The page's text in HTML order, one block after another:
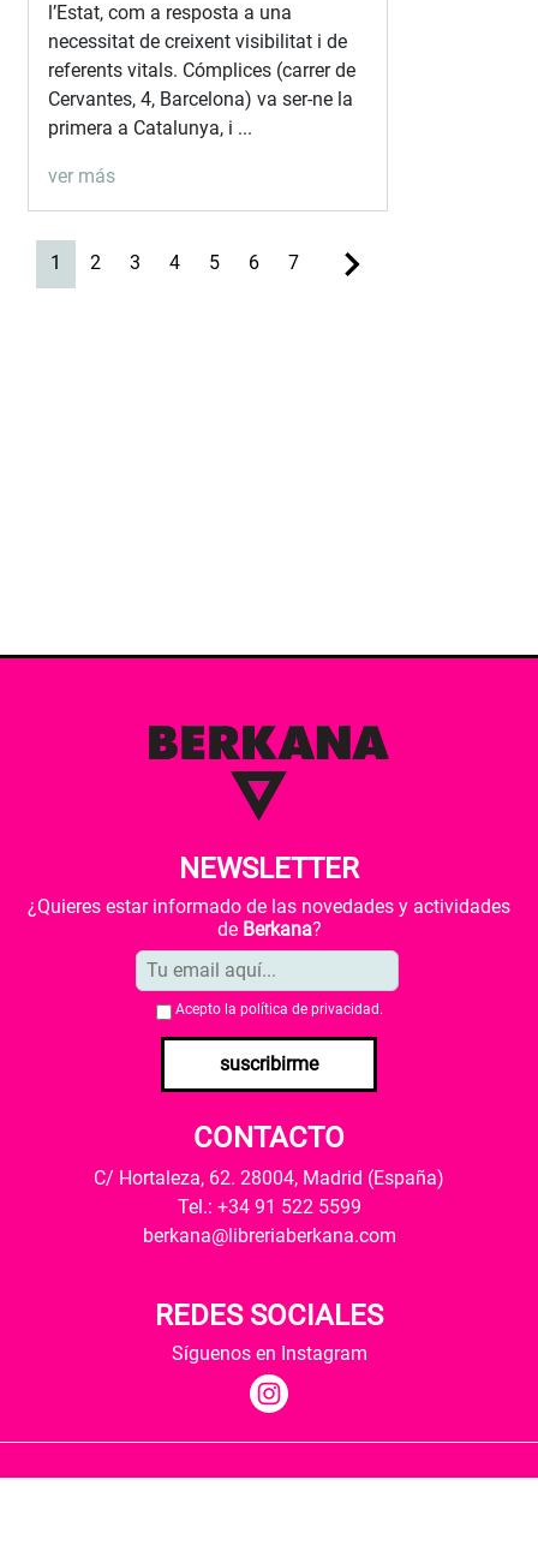
l’Estat, com a resposta a una
necessitat de creixent visibilitat i de
referents vitals. Cómplices (carrer de
Cervantes, 4, Barcelona) va ser-ne la
primera a Catalunya, i ...
ver más
1 (current)
2 3 4 5 6 7
NEWSLETTER
¿Quieres estar informado de las novedades y actividades
de Berkana?
Acepto la política de privacidad .
suscribirme
CONTACTO
C/ Hortaleza, 62. 28004, Madrid (España)
Tel.: +34 91 522 5599
berkana@libreriaberkana.com
REDES SOCIALES
Síguenos en Instagram